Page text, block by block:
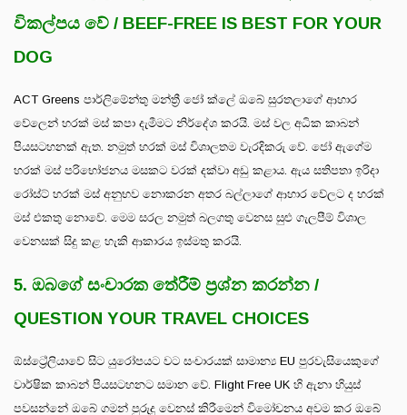
විකල්පය වේ / BEEF-FREE IS BEST FOR YOUR
DOG
ACT Greens පාර්ලිමේන්තු මන්ත්‍රී ජෝ ක්ලේ ඔබේ සුරතලාගේ ආහාර
වේලෙන් හරක් මස් කපා දැමීමට නිර්දේශ කරයි. මස් වල අධික කාබන්
පියසටහනක් ඇත. නමුත් හරක් මස් විශාලතම වැරදිකරු වේ. ජෝ ඇගේම
හරක් මස් පරිභෝජනය මසකට වරක් දක්වා අඩු කළාය. ඇය සතිපතා ඉරිදා
රෝස්ට් හරක් මස් අනුභව නොකරන අතර බල්ලාගේ ආහාර වේලට ද හරක්
මස් එකතු නොවේ. මෙම සරල නමුත් බලගතු වෙනස සුළු ගැලපීම් විශාල
වෙනසක් සිදු කළ හැකි ආකාරය ඉස්මතු කරයි.
5. ඔබගේ සංචාරක තේරීම් ප්‍රශ්න කරන්න /
QUESTION YOUR TRAVEL CHOICES
ඕස්ට්‍රේලියාවේ සිට යුරෝපයට වට සංචාරයක් සාමාන්‍ය EU පුරවැසියෙකුගේ
වාර්ෂික කාබන් පියසටහනට සමාන වේ. Flight Free UK හි ඇනා හියුස්
පවසන්නේ ඔබේ ගමන් පුරුදු වෙනස් කිරීමෙන් විමෝචනය අවම කර ඔබේ